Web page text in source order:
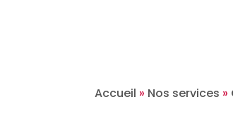
Accueil » Nos services »